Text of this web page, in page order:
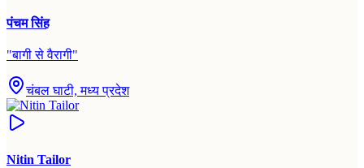
पंचम सिंह
"बागी से वैरागी"
चंबल घाटी, मध्य प्रदेश
Nitin Tailor